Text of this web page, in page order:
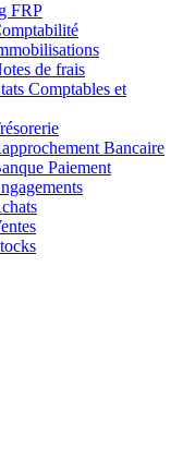
FRP
de frais
Comptables et
Bancaire
Paiement